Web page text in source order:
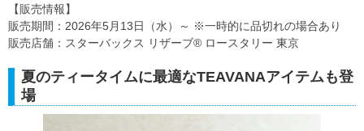
【販売情報】
販売期間：2026年5月13日（水）～ ※一時的に品切れの場合あり
販売店舗：スターバックス リザーブ® ロースタリー 東京
夏のティータイムに最適なTEAVANAアイテムも登
場